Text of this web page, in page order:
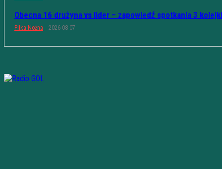
Obecna 16 drużyna vs lider – zapowiedź spotkania 3 kolejki
Piłka Nożna 2026-08-07